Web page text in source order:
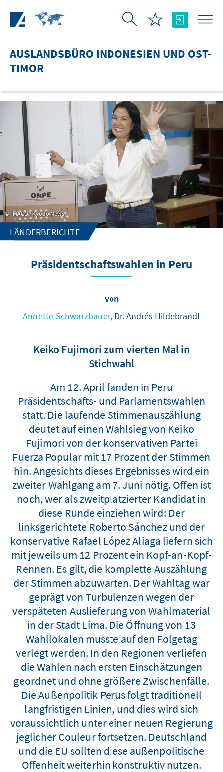
AUSLANDSBÜRO INDONESIEN UND OST-
TIMOR
IMAGO / Kyodo News
LÄNDERBERICHTE
Präsidentschaftswahlen in Peru
von
Annette Schwarzbauer, Dr. Andrés Hildebrandt
Keiko Fujimori zum vierten Mal in
Stichwahl
Am 12. April fanden in Peru
Präsidentschafts- und Parlamentswahlen
statt. Die laufende Stimmenauszählung
deutet auf einen Wahlsieg von Keiko
Fujimori von der konservativen Partei
Fuerza Popular mit 17 Prozent der Stimmen
hin. Angesichts dieses Ergebnisses wird ein
zweiter Wahlgang am 7. Juni nötig. Offen ist
noch, wer als zweitplatzierter Kandidat in
diese Runde einziehen wird: Der
linksgerichtete Roberto Sánchez und der
konservative Rafael López Aliaga liefern sich
mit jeweils um 12 Prozent ein Kopf-an-Kopf-
Rennen. Es gilt, die komplette Auszählung
der Stimmen abzuwarten. Der Wahltag war
geprägt von Turbulenzen wegen der
verspäteten Auslieferung von Wahlmaterial
in der Stadt Lima. Die Öffnung von 13
Wahllokalen musste auf den Folgetag
verlegt werden. In den Regionen verliefen
die Wahlen nach ersten Einschätzungen
geordnet und ohne größere Zwischenfälle.
Die Außenpolitik Perus folgt traditionell
langfristigen Linien, und dies wird sich
voraussichtlich unter einer neuen Regierung
jeglicher Couleur fortsetzen. Deutschland
und die EU sollten diese außenpolitische
Offenheit weiterhin konstruktiv nutzen.